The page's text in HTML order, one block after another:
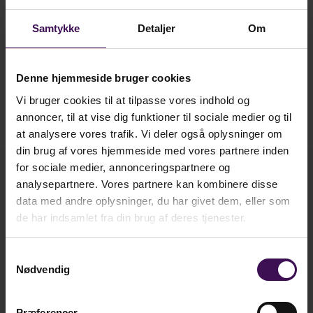
Samtykke Detaljer Om
Denne hjemmeside bruger cookies
Vi bruger cookies til at tilpasse vores indhold og
annoncer, til at vise dig funktioner til sociale medier og til
at analysere vores trafik. Vi deler også oplysninger om
din brug af vores hjemmeside med vores partnere inden
for sociale medier, annonceringspartnere og
analysepartnere. Vores partnere kan kombinere disse
data med andre oplysninger, du har givet dem, eller som
de har indsamlet fra din brug af deres tjenester.
Nødvendig
implementeringen af lovtiltag ud fra den nyeste og
mest valide forskning på det konkrete område.
Vil du vide mere?